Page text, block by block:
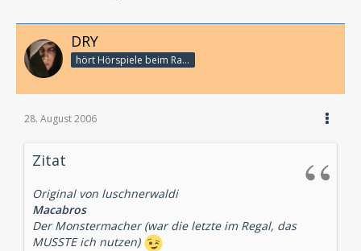
DRY
hört Hörspiele beim Rasenmähen
28. August 2006
Zitat
Original von luschnerwaldi
Macabros
Der Monstermacher (war die letzte im Regal, das
MUSSTE ich nutzen)